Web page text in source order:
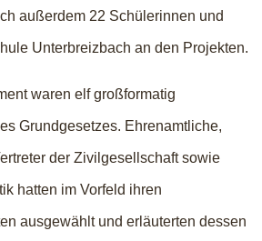
außerdem 22 Schülerinnen und
Unterbreizbach an den Projekten.
waren elf großformatig
Grundgesetzes. Ehrenamtliche,
der Zivilgesellschaft sowie
hatten im Vorfeld ihren
ausgewählt und erläuterten dessen